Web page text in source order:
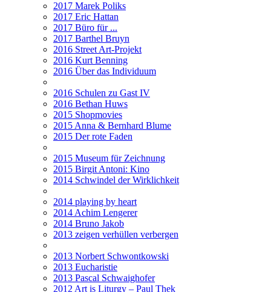
2017 Marek Poliks
2017 Eric Hattan
2017 Büro für ...
2017 Barthel Bruyn
2016 Street Art-Projekt
2016 Kurt Benning
2016 Über das Individuum
2016 Schulen zu Gast IV
2016 Bethan Huws
2015 Shopmovies
2015 Anna & Bernhard Blume
2015 Der rote Faden
2015 Museum für Zeichnung
2015 Birgit Antoni: Kino
2014 Schwindel der Wirklichkeit
2014 playing by heart
2014 Achim Lengerer
2014 Bruno Jakob
2013 zeigen verhüllen verbergen
2013 Norbert Schwontkowski
2013 Eucharistie
2013 Pascal Schwaighofer
2012 Art is Liturgy – Paul Thek